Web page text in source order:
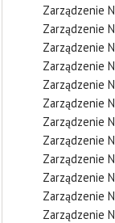
Zarządzenie
Zarządzenie
Zarządzenie
Zarządzenie
Zarządzenie
Zarządzenie
Zarządzenie
Zarządzenie
Zarządzenie
Zarządzenie
Zarządzenie
Zarządzenie